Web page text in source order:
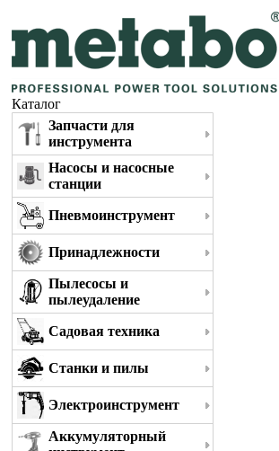
Каталог
Запчасти для
инструмента
Насосы и насосные
станции
Пневмоинструмент
Принадлежности
Пылесосы и
пылеудаление
Садовая техника
Станки и пилы
Электроинструмент
Аккумуляторный